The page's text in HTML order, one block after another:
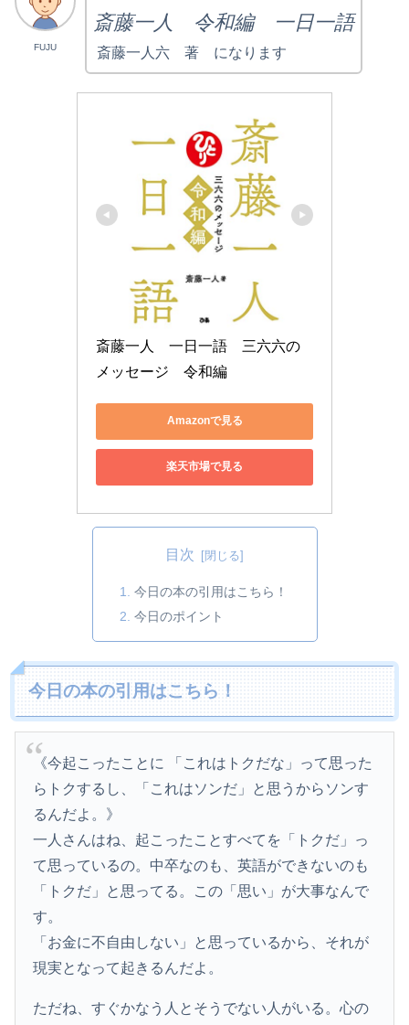
FUJU
斎藤一人 令和編 一日一語
斎藤一人六 著 になります
斎藤一人　一日一語　三六六の
メッセージ　令和編
Amazonで見る
楽天市場で見る
目次
今日の本の引用はこちら！
今日のポイント
今日の本の引用はこちら！
《今起こったことに 「これはトクだな」って思った
らトクするし、「これはソンだ」と思うからソンす
るんだよ。》
一人さんはね、起こったことすべてを「トクだ」っ
て思っているの。中卒なのも、英語ができないのも
「トクだ」と思ってる。この「思い」が大事なんで
す。
「お金に不自由しない」と思っているから、それが
現実となって起きるんだよ。
ただね、すぐかなう人とそうでない人がいる。心の